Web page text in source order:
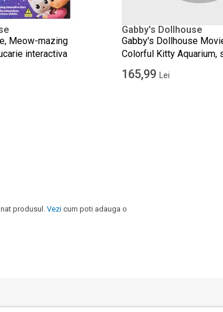
Meow-mazing
interactiva
Gabby's Dollhouse
Gabby's Dollhouse
Colorful Kitty Aquarium,
cu 2 figurine
165,99 Lei
produsul.Vezi cum poti adauga o